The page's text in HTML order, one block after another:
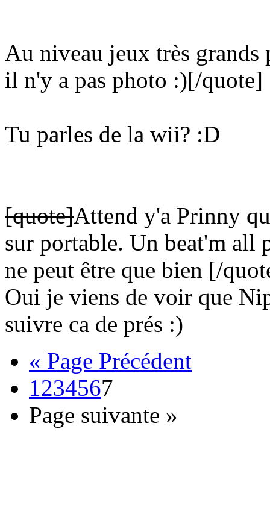
Au niveau jeux très grands
il n'y a pas photo :)[/quote]
Tu parles de la wii? :D
[quote]Attend y'a Prinny
sur portable. Un beat'm all
ne peut être que bien [/
Oui je viens de voir que
suivre ca de prés :)
« Page Précédent
1234567
Page suivante »